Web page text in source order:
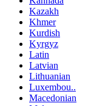
Kazakh
Khmer
Kurdish
Kyrgyz
Latin
Latvian
Lithuanian
Luxembou..
Macedonian